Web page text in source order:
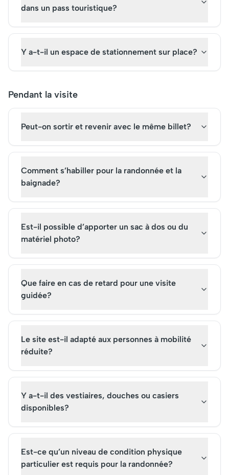
dans un pass touristique?
Y a-t-il un espace de stationnement sur place?
Pendant la visite
Peut-on sortir et revenir avec le même billet?
Comment s’habiller pour la randonnée et la
baignade?
Est-il possible d’apporter un sac à dos ou du
matériel photo?
Que faire en cas de retard pour une visite
guidée?
Le site est-il adapté aux personnes à mobilité
réduite?
Y a-t-il des vestiaires, douches ou casiers
disponibles?
Est-ce qu’un niveau de condition physique
particulier est requis pour la randonnée?